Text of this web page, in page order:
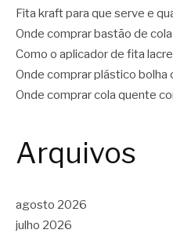
Fita kraft para que serve e
Onde comprar bastão de
Como o aplicador de fita
Onde comprar plástico bolha
Onde comprar cola quente
Arquivos
agosto 2026
julho 2026